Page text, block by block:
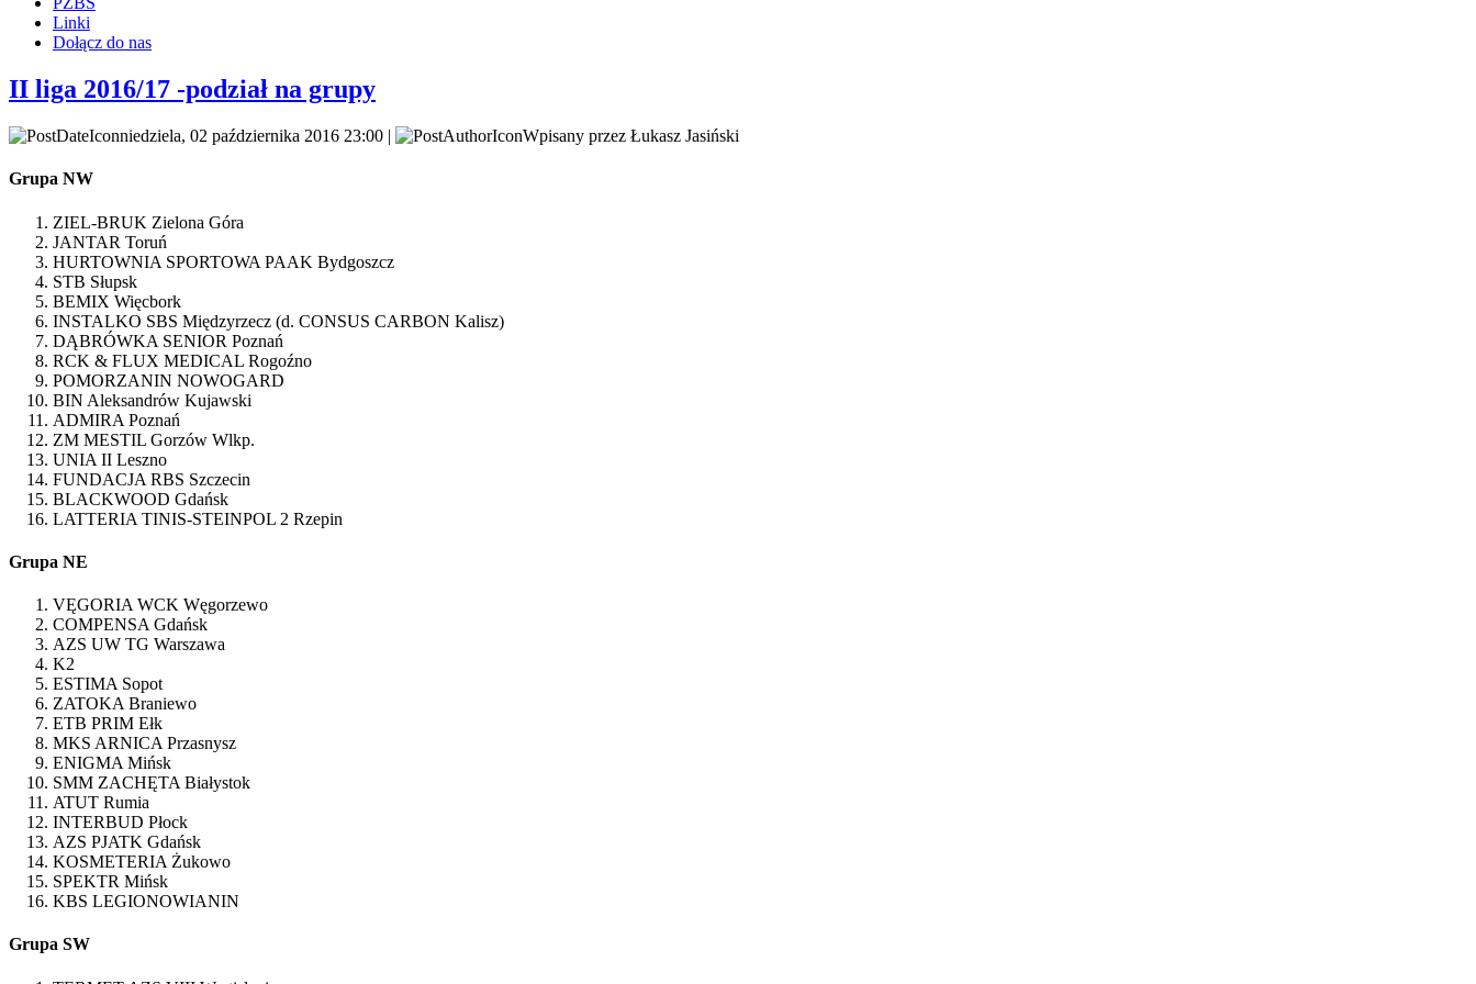
Linki
Dołącz do nas
II liga 2016/17 -podział na grupy
niedziela, 02 października 2016 23:00 | Wpisany przez Łukasz Jasiński
Grupa NW
ZIEL-BRUK Zielona Góra
JANTAR Toruń
HURTOWNIA SPORTOWA PAAK Bydgoszcz
STB Słupsk
BEMIX Więcbork
INSTALKO SBS Międzyrzecz (d. CONSUS CARBON Kalisz)
DĄBRÓWKA SENIOR Poznań
RCK & FLUX MEDICAL Rogoźno
POMORZANIN NOWOGARD
BIN Aleksandrów Kujawski
ADMIRA Poznań
ZM MESTIL Gorzów Wlkp.
UNIA II Leszno
FUNDACJA RBS Szczecin
BLACKWOOD Gdańsk
LATTERIA TINIS-STEINPOL 2 Rzepin
Grupa NE
VĘGORIA WCK Węgorzewo
COMPENSA Gdańsk
AZS UW TG Warszawa
K2
ESTIMA Sopot
ZATOKA Braniewo
ETB PRIM Ełk
MKS ARNICA Przasnysz
ENIGMA Mińsk
SMM ZACHĘTA Białystok
ATUT Rumia
INTERBUD Płock
AZS PJATK Gdańsk
KOSMETERIA Żukowo
SPEKTR Mińsk
KBS LEGIONOWIANIN
Grupa SW